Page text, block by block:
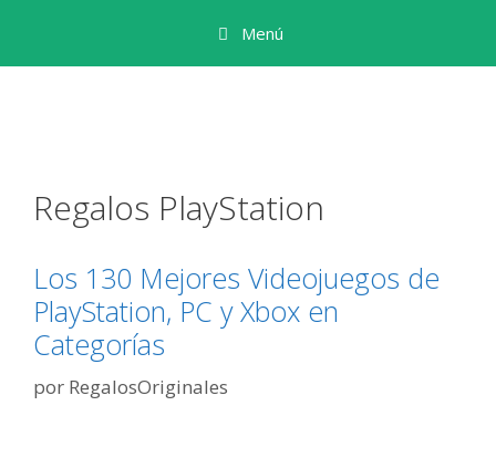
contenido
Menú
Regalos PlayStation
Los 130 Mejores Videojuegos de
PlayStation, PC y Xbox en
Categorías
por RegalosOriginales